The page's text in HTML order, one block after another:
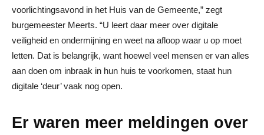
voorlichtingsavond in het Huis van de Gemeente,” zegt
burgemeester Meerts. “U leert daar meer over digitale
veiligheid en ondermijning en weet na afloop waar u op moet
letten. Dat is belangrijk, want hoewel veel mensen er van alles
aan doen om inbraak in hun huis te voorkomen, staat hun
digitale ‘deur’ vaak nog open.
Er waren meer meldingen over